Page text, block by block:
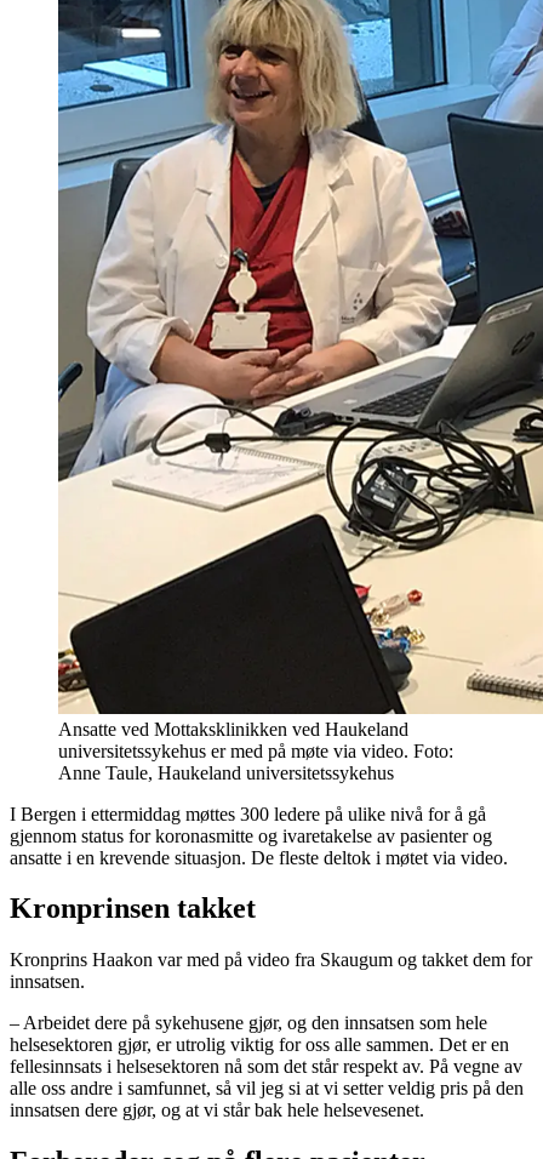
Ansatte ved Mottaksklinikken ved Haukeland
universitetssykehus er med på møte via video. Foto:
Anne Taule, Haukeland universitetssykehus
I Bergen i ettermiddag møttes 300 ledere på ulike nivå for å gå
gjennom status for koronasmitte og ivaretakelse av pasienter og
ansatte i en krevende situasjon. De fleste deltok i møtet via video.
Kronprinsen takket
Kronprins Haakon var med på video fra Skaugum og takket dem for
innsatsen.
– Arbeidet dere på sykehusene gjør, og den innsatsen som hele
helsesektoren gjør, er utrolig viktig for oss alle sammen. Det er en
fellesinnsats i helsesektoren nå som det står respekt av. På vegne av
alle oss andre i samfunnet, så vil jeg si at vi setter veldig pris på den
innsatsen dere gjør, og at vi står bak hele helsevesenet.